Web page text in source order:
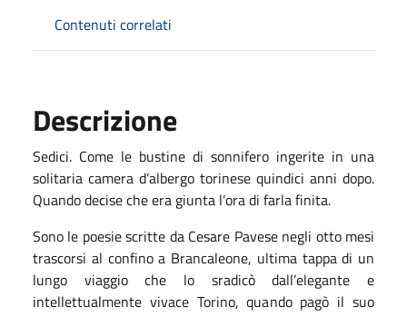
Contenuti correlati
Descrizione
Sedici. Come le bustine di sonnifero ingerite in una
solitaria camera d’albergo torinese quindici anni dopo.
Quando decise che era giunta l’ora di farla finita.
Sono le poesie scritte da Cesare Pavese negli otto mesi
trascorsi al confino a Brancaleone, ultima tappa di un
lungo viaggio che lo sradicò dall’elegante e
intellettualmente vivace Torino, quando pagò il suo